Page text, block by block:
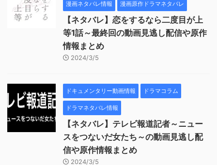
漫画ネタバレ情報 漫画原作ドラマネタバレ
【ネタバレ】恋をするなら二度目が上
等1話～最終回の動画見逃し配信や原作
情報まとめ
2024/3/5
ドキュメンタリー動画情報 ドラマコラム
ドラマネタバレ情報
【ネタバレ】テレビ報道記者～ニュー
スをつないだ女たち～の動画見逃し配
信や原作情報まとめ
2024/3/5